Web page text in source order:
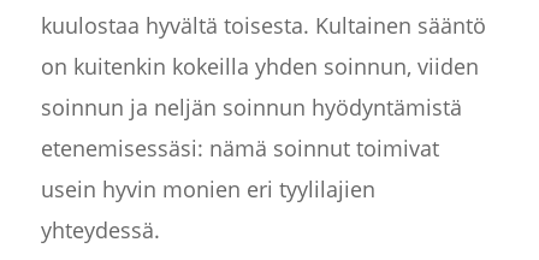
kuulostaa hyvältä toisesta. Kultainen sääntö
on kuitenkin kokeilla yhden soinnun, viiden
soinnun ja neljän soinnun hyödyntämistä
etenemisessäsi: nämä soinnut toimivat
usein hyvin monien eri tyylilajien
yhteydessä.